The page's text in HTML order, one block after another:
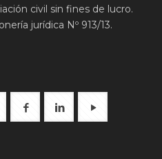
civil sin fines de lucro.
jurídica Nº 913/13.